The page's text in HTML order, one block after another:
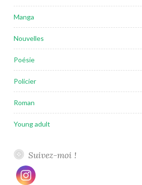
Manga
Nouvelles
Poésie
Policier
Roman
Young adult
Suivez-moi !